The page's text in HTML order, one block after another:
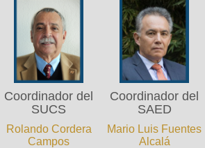
Coordinador del
SUCS
Rolando Cordera
Campos
Coordinador del
SAED
Mario Luis Fuentes
Alcalá